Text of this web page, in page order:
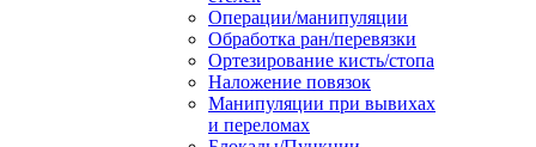
Операции/манипуляции
Обработка ран/перевязки
Ортезирование кисть/стопа
Наложение повязок
Манипуляции при вывихах
и переломах